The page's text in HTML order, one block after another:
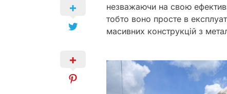
незважаючи на свою
тобто воно просте в
масивних конструкцій з